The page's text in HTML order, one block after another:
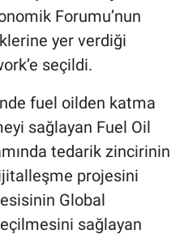
Forumu’nun
yer verdiği
seçildi.
fuel oilden katma
sağlayan Fuel Oil
tedarik zincirinin
projesini
Global
sağlayan